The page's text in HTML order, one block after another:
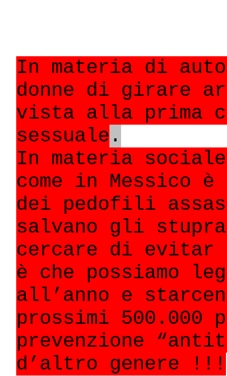
In materia di
donne di girare
vista alla prima
sessuale .
In materia
come in Messico
dei pedofili
salvano gli
cercare di evitar
è che possiamo
all’anno e
prossimi
prevenzione
d’altro genere !!!